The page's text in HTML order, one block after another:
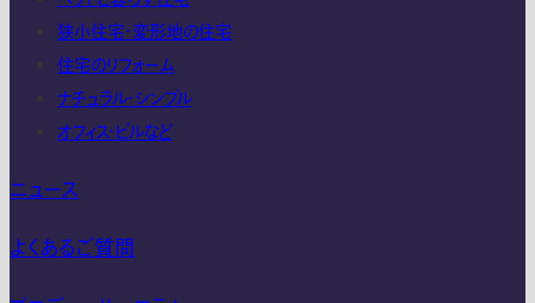
狭小住宅・変形地の住宅
住宅のリフォーム
ナチュラル・シンプル
オフィス・ビルなど
ニュース
よくあるご質問